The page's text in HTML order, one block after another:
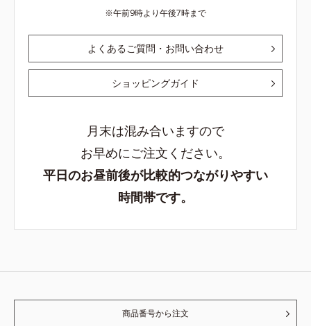
午前9時より午後7時まで
よくあるご質問・お問い合わせ
ショッピングガイド
月末は混み合いますので
お早めにご注文ください。
平日のお昼前後が比較的つながりやすい
時間帯です。
商品番号から注文